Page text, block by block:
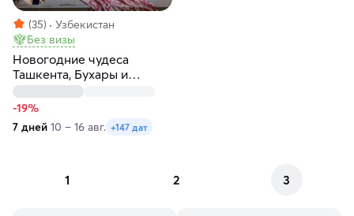
(35)
Узбекистан
Без визы
Новогодние чудеса
Ташкента, Бухары и
Самарканда за 7 дней
-19%
7 дней 10 – 16 авг. +147 дат
1 2 3